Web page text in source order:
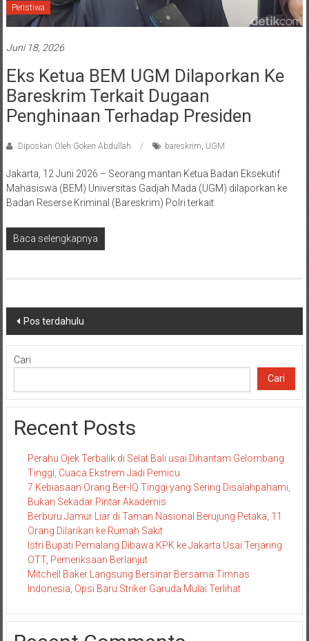
Peristiwa
Juni 18, 2026
Eks Ketua BEM UGM Dilaporkan Ke
Bareskrim Terkait Dugaan
Penghinaan Terhadap Presiden
Diposkan Oleh:Goken Abdullah bareskrim, UGM
Jakarta, 12 Juni 2026 – Seorang mantan Ketua Badan Eksekutif
Mahasiswa (BEM) Universitas Gadjah Mada (UGM) dilaporkan ke
Badan Reserse Kriminal (Bareskrim) Polri terkait
Baca selengkapnya
Navigasi
pos
Pos terdahulu
Cari
Cari
Recent Posts
Perahu Ojek Terbalik di Selat Bali usai Dihantam Gelombang
Tinggi, Cuaca Ekstrem Jadi Pemicu
7 Kebiasaan Orang Ber-IQ Tinggi yang Sering Disalahpahami,
Bukan Sekadar Pintar Akademis
Berburu Jamur Liar di Taman Nasional Berujung Petaka, 11
Orang Dilarikan ke Rumah Sakit
Istri Bupati Pemalang Dibawa KPK ke Jakarta Usai Terjaring
OTT, Pemeriksaan Berlanjut
Mitchell Baker Langsung Bersinar Bersama Timnas
Indonesia, Opsi Baru Striker Garuda Mulai Terlihat